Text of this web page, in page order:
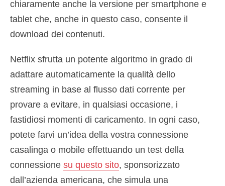
chiaramente anche la versione per smartphone e
tablet che, anche in questo caso, consente il
download dei contenuti.
Netflix sfrutta un potente algoritmo in grado di
adattare automaticamente la qualità dello
streaming in base al flusso dati corrente per
provare a evitare, in qualsiasi occasione, i
fastidiosi momenti di caricamento. In ogni caso,
potete farvi un’idea della vostra connessione
casalinga o mobile effettuando un test della
connessione su questo sito, sponsorizzato
dall’azienda americana, che simula una